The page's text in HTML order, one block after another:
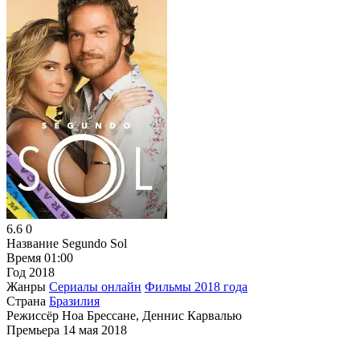
6.6 0
Название Segundo Sol
Время 01:00
Год 2018
Жанры Сериалы онлайн Фильмы 2018 года
Страна Бразилия
Режиссёр Ноа Брессане, Деннис Карвалью
Премьера 14 мая 2018